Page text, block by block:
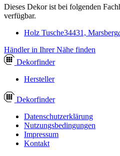
Dieses Dekor ist bei folgenden
verfügbar.
Holz Tusche34431, Marsberg
Händler in Ihrer Nähe finden
Dekorfinder
Hersteller
Dekorfinder
Datenschutzerklärung
Nutzungsbedingungen
Impressum
Kontakt